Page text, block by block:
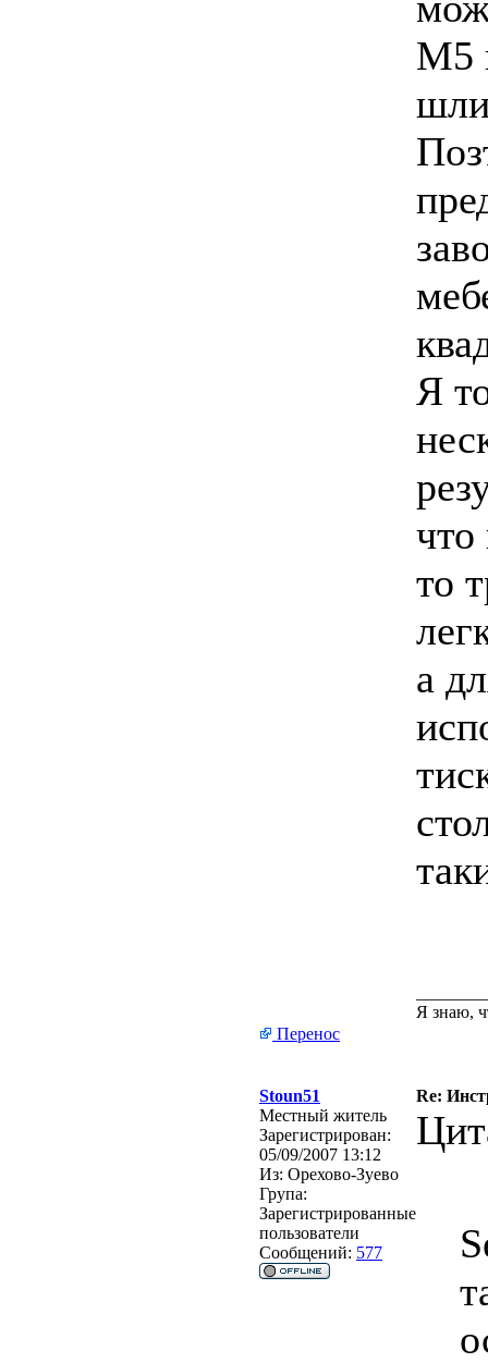
М5
Я
что
то
а
Я знаю,
Перенос
Stoun51
Re:
Местный житель
Зарегистрирован:
05/09/2007 13:12
Из: Орехово-Зуево
Група:
Зарегистрированные
пользователи
Сообщений: 577